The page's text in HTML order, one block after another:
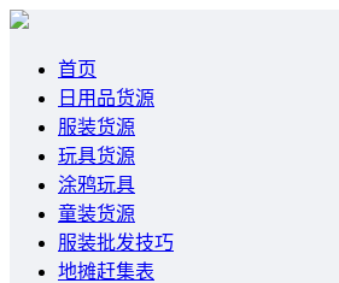
首页
日用品货源
服装货源
玩具货源
涂鸦玩具
童装货源
服装批发技巧
地摊赶集表